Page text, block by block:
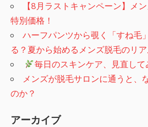
【8月ラストキャンペーン】メ
特別価格！
ハーフパンツから覗く「すね毛
る？夏から始めるメンズ脱毛のリ
毎日のスキンケア、見直して
メンズが脱毛サロンに通うと、
のか？
アーカイブ